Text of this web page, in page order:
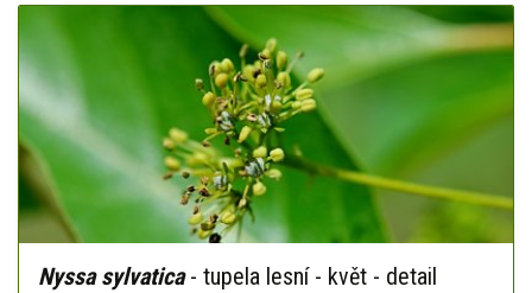
Nyssa sylvatica- tupela lesní - květ - detail